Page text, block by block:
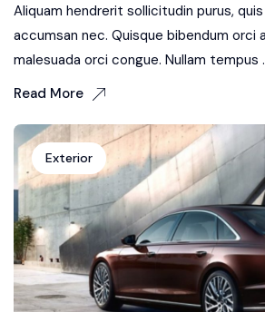
Aliquam hendrerit sollicitudin purus,
accumsan nec. Quisque bibendum orci
malesuada orci congue. Nullam tempus
Read More
Exterior